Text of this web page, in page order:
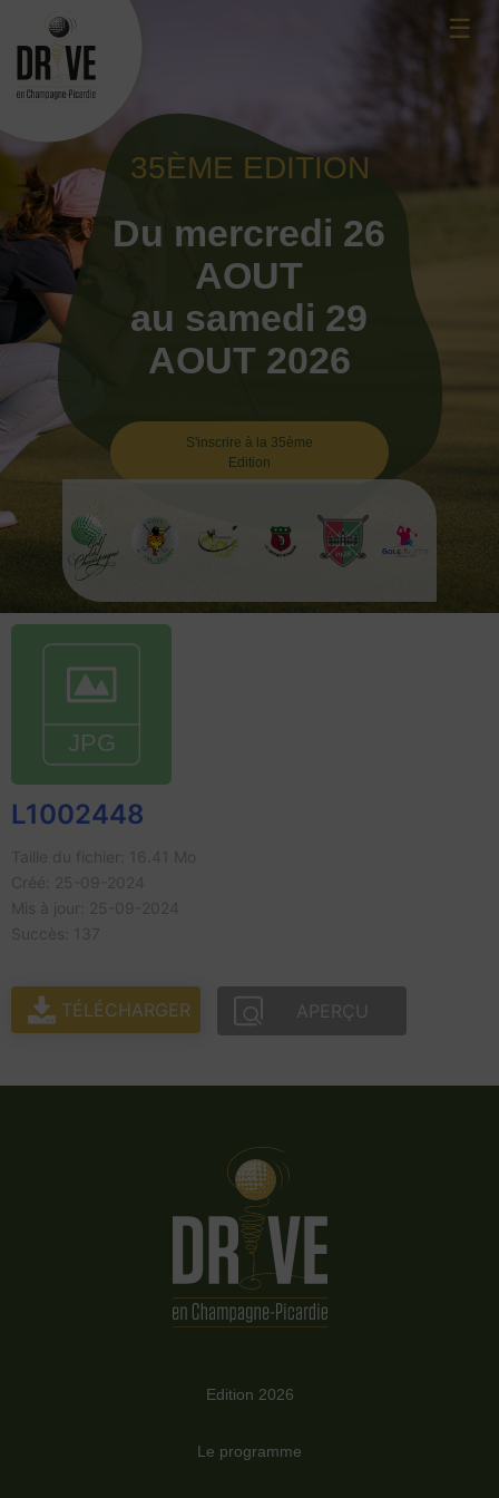
content
☰
35ÈME EDITION
Du mercredi 26
AOUT
au samedi 29
AOUT 2026
S'inscrire à la 35ème
Edition
L1002448
TÉLÉCHARGER APERÇU
Edition 2026
Le programme